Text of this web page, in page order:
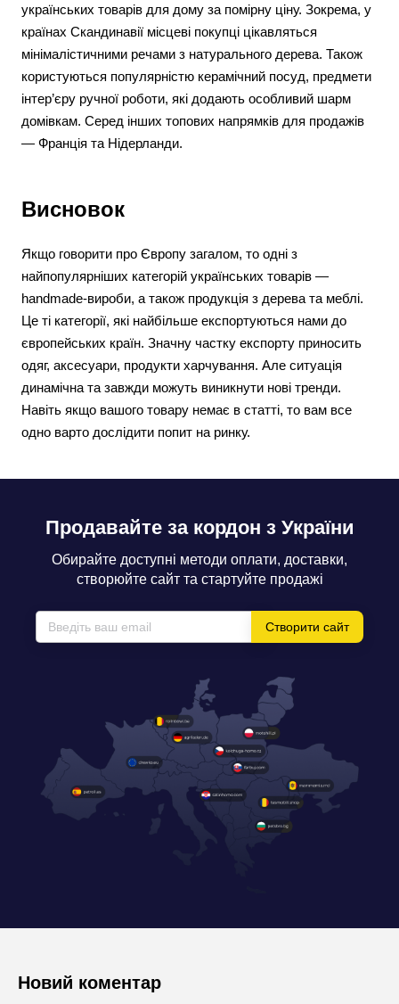
українських товарів для дому за помірну ціну. Зокрема, у
країнах Скандинавії місцеві покупці цікавляться
мінімалістичними речами з натурального дерева. Також
користуються популярністю керамічний посуд, предмети
інтер’єру ручної роботи, які додають особливий шарм
домівкам. Серед інших топових напрямків для продажів
— Франція та Нідерланди.
Висновок
Якщо говорити про Європу загалом, то одні з
найпопулярніших категорій українських товарів —
handmade-вироби, а також продукція з дерева та меблі.
Це ті категорії, які найбільше експортуються нами до
європейських країн. Значну частку експорту приносить
одяг, аксесуари, продукти харчування. Але ситуація
динамічна та завжди можуть виникнути нові тренди.
Навіть якщо вашого товару немає в статті, то вам все
одно варто дослідити попит на ринку.
Продавайте за кордон з України
Обирайте доступні методи оплати, доставки,
створюйте сайт та стартуйте продажі
Створити сайт
Новий коментар